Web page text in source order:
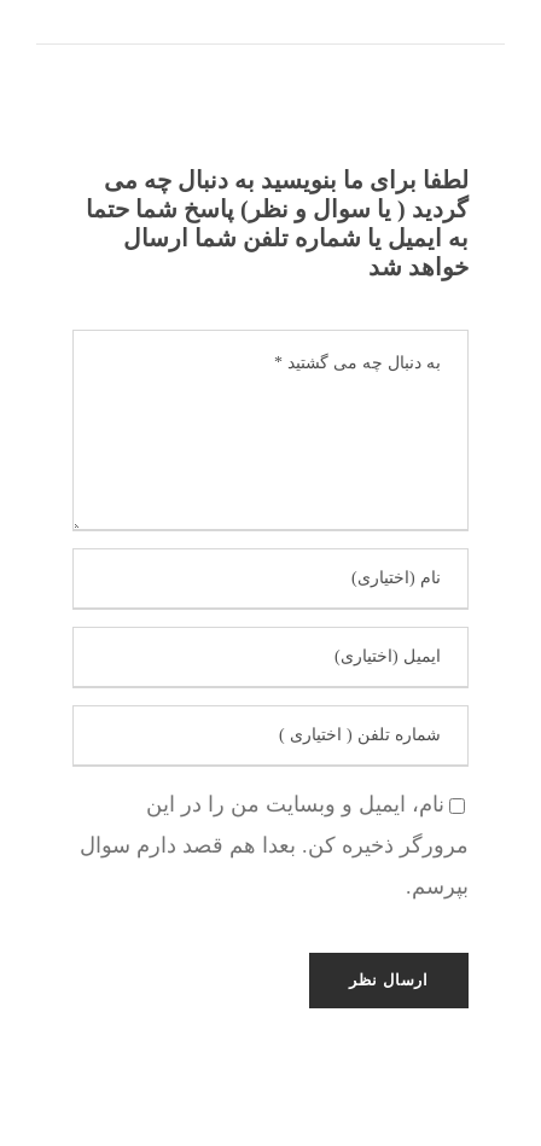
لطفا برای ما بنویسید به دنبال چه می
گردید ( یا سوال و نظر) پاسخ شما حتما
به ایمیل یا شماره تلفن شما ارسال
خواهد شد
نام، ایمیل و وبسایت من را در این
مرورگر ذخیره کن. بعدا هم قصد دارم سوال
بپرسم.